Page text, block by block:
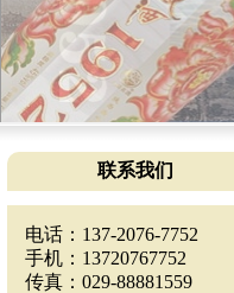
联系我们
电话：137-2076-7752
手机：13720767752
传真：029-88881559